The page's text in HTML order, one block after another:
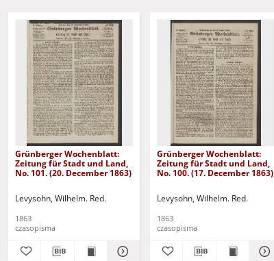
Grünberger Wochenblatt:
Zeitung für Stadt und Land,
No. 101. (20. December 1863)
Levysohn, Wilhelm. Red.
1863
czasopisma
Grünberger Wochenblatt:
Zeitung für Stadt und Land,
No. 100. (17. December 1863)
Levysohn, Wilhelm. Red.
1863
czasopisma